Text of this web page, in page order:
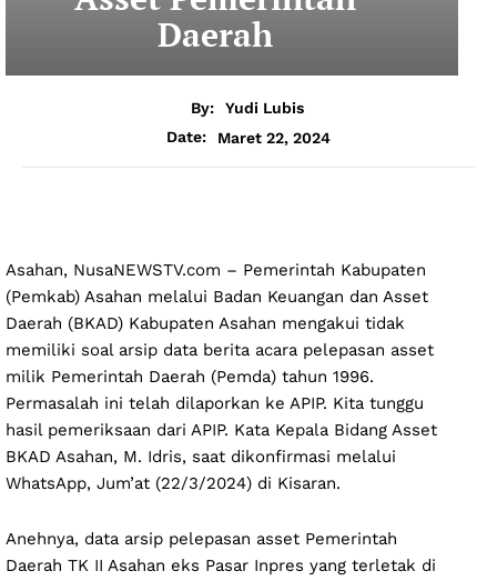
Daerah
By:
Yudi Lubis
Date:
Maret 22, 2024
Asahan, NusaNEWSTV.com – Pemerintah Kabupaten
(Pemkab) Asahan melalui Badan Keuangan dan Asset
Daerah (BKAD) Kabupaten Asahan mengakui tidak
memiliki soal arsip data berita acara pelepasan asset
milik Pemerintah Daerah (Pemda) tahun 1996.
Permasalah ini telah dilaporkan ke APIP. Kita tunggu
hasil pemeriksaan dari APIP. Kata Kepala Bidang Asset
BKAD Asahan, M. Idris, saat dikonfirmasi melalui
WhatsApp, Jum’at (22/3/2024) di Kisaran.
Anehnya, data arsip pelepasan asset Pemerintah
Daerah TK II Asahan eks Pasar Inpres yang terletak di